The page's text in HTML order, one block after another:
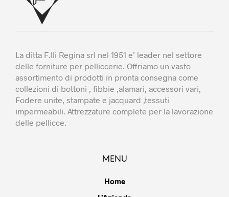
La ditta F.lli Regina srl nel 1951 e’ leader nel settore
delle forniture per pelliccerie. Offriamo un vasto
assortimento di prodotti in pronta consegna come
collezioni di bottoni , fibbie ,alamari, accessori vari,
Fodere unite, stampate e jacquard ,tessuti
impermeabili. Attrezzature complete per la lavorazione
delle pellicce.
MENU
Home